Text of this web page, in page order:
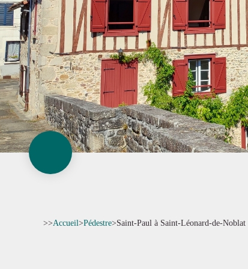
>>Accueil>Pédestre>Saint-Paul à Saint-Léonard-de-Noblat